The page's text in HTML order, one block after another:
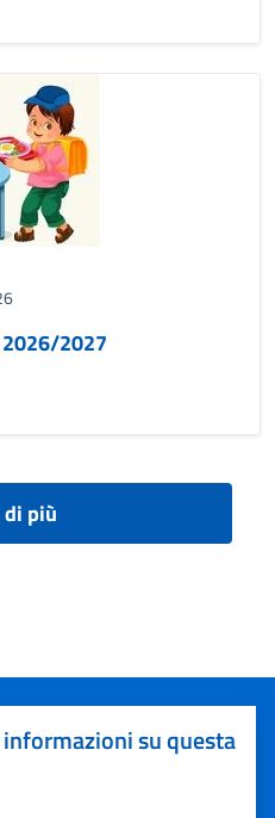
2027
di più
su questa